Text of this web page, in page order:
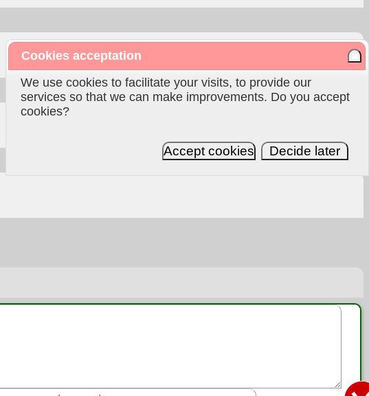
Cookies acceptation
We use cookies to facilitate your visits, to provide our
services so that we can make improvements. Do you accept
cookies?
Accept cookies Decide later